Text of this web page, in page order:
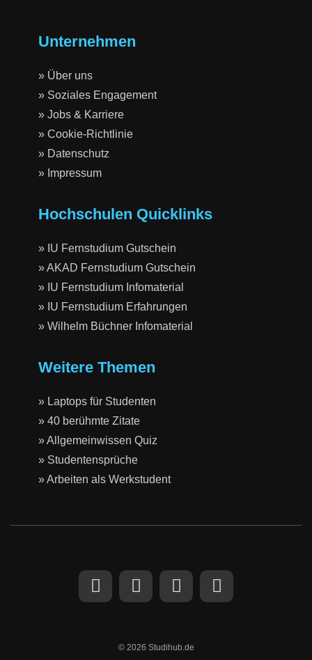
Unternehmen
» Über uns
» Soziales Engagement
» Jobs & Karriere
» Cookie-Richtlinie
» Datenschutz
» Impressum
Hochschulen Quicklinks
» IU Fernstudium Gutschein
» AKAD Fernstudium Gutschein
» IU Fernstudium Infomaterial
» IU Fernstudium Erfahrungen
» Wilhelm Büchner Infomaterial
Weitere Themen
» Laptops für Studenten
» 40 berühmte Zitate
» Allgemeinwissen Quiz
» Studentensprüche
» Arbeiten als Werkstudent
© 2026 Studihub.de